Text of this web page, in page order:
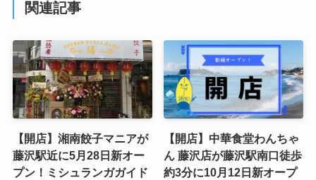
関連記事
【開店】湘南餃子マニアが
藤沢駅近に5月28日新オー
プン！ミシュランガガイド
【開店】中華食堂わんちゃ
ん 藤沢店が藤沢駅南口徒歩
約3分に10月12日新オープ